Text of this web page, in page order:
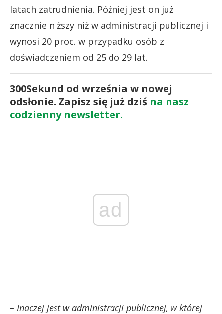
latach zatrudnienia. Później jest on już
znacznie niższy niż w administracji publicznej i
wynosi 20 proc. w przypadku osób z
doświadczeniem od 25 do 29 lat.
300Sekund od września w nowej
odsłonie. Zapisz się już dziś na nasz
codzienny newsletter.
ad
– Inaczej jest w administracji publicznej, w której